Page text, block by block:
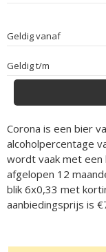
Geldig vanaf
Geldig t/m
Corona is een bier
alcoholpercentage
wordt vaak met een
afgelopen 12
blik 6x0,33 met
aanbiedingsprijs is